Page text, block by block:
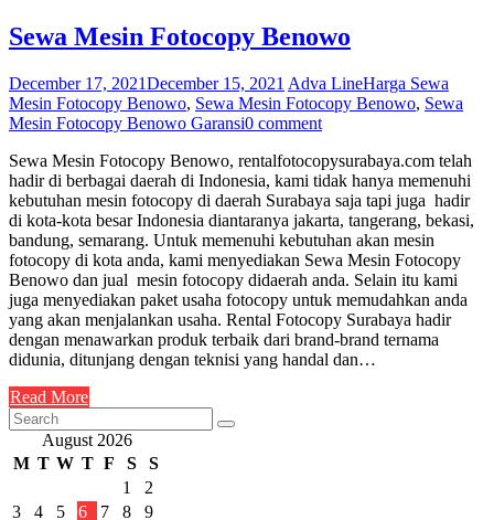
Sewa Mesin Fotocopy Benowo
December 17, 2021December 15, 2021 Adva LineHarga Sewa
Mesin Fotocopy Benowo, Sewa Mesin Fotocopy Benowo, Sewa
Mesin Fotocopy Benowo Garansi0 comment
Sewa Mesin Fotocopy Benowo, rentalfotocopysurabaya.com telah
hadir di berbagai daerah di Indonesia, kami tidak hanya memenuhi
kebutuhan mesin fotocopy di daerah Surabaya saja tapi juga hadir
di kota-kota besar Indonesia diantaranya jakarta, tangerang, bekasi,
bandung, semarang. Untuk memenuhi kebutuhan akan mesin
fotocopy di kota anda, kami menyediakan Sewa Mesin Fotocopy
Benowo dan jual mesin fotocopy didaerah anda. Selain itu kami
juga menyediakan paket usaha fotocopy untuk memudahkan anda
yang akan menjalankan usaha. Rental Fotocopy Surabaya hadir
dengan menawarkan produk terbaik dari brand-brand ternama
didunia, ditunjang dengan teknisi yang handal dan…
Read More
August 2026
M T W T F S
S
1
2
3
4 5 6 7 8 9